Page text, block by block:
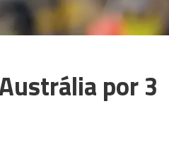
por 3